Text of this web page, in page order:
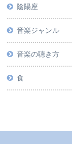
陰陽座
音楽ジャンル
音楽の聴き方
食